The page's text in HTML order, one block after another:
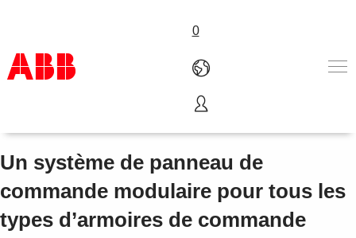
0
Products & Solutions
Services
About us
Where to buy
Contact us
Un système de panneau de
commande modulaire pour tous les
types d’armoires de commande